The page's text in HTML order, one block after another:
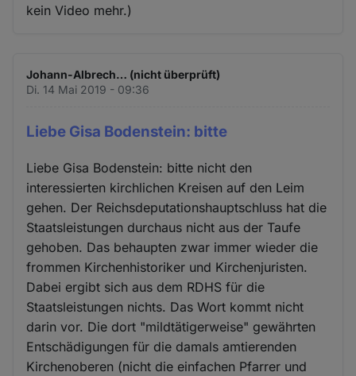
kein Video mehr.)
Johann-Albrech… (nicht überprüft)
Di. 14 Mai 2019 - 09:36
Liebe Gisa Bodenstein: bitte
Liebe Gisa Bodenstein: bitte nicht den
interessierten kirchlichen Kreisen auf den Leim
gehen. Der Reichsdeputationshauptschluss hat die
Staatsleistungen durchaus nicht aus der Taufe
gehoben. Das behaupten zwar immer wieder die
frommen Kirchenhistoriker und Kirchenjuristen.
Dabei ergibt sich aus dem RDHS für die
Staatsleistungen nichts. Das Wort kommt nicht
darin vor. Die dort "mildtätigerweise" gewährten
Entschädigungen für die damals amtierenden
Kirchenoberen (nicht die einfachen Pfarrer und